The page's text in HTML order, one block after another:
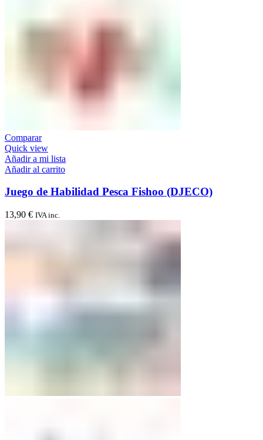
Comparar
Quick view
Añadir a mi lista
Añadir al carrito
Juego de Habilidad Pesca Fishoo (DJECO)
13,90 € IVA inc.